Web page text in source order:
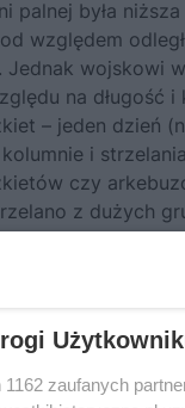
palnej była niższa
względem
Jednak wojskowi
na długość
– jeden dzień
i
czy
z dużych
strzału do np.
(dużo dymu) a
broni
luzy w lufie też nie
zaufanych